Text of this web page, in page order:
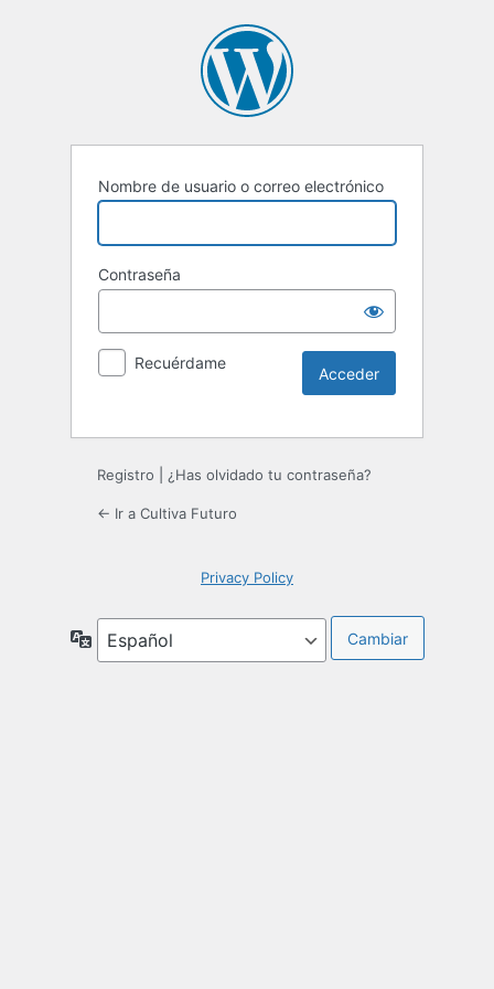
Nombre de usuario o correo electrónico
Contraseña
Recuérdame
Registro ¿Has olvidado tu contraseña?
← Ir a Cultiva Futuro
Privacy Policy
Idioma